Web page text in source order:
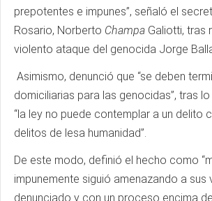
prepotentes e impunes”, señaló el
Rosario, Norberto Champa Galiotti, tras
violento ataque del genocida Jorge
Asimismo, denunció que “se deben
domiciliarias para las genocidas”, tras
“la ley no puede contemplar a un delito
delitos de lesa humanidad”.
De este modo, definió el hecho como
impunemente siguió amenazando a
denunciado y con un proceso encima